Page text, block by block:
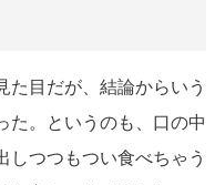
目だが、結論からいう
た。というのも、口の中
しつつもつい食べちゃう